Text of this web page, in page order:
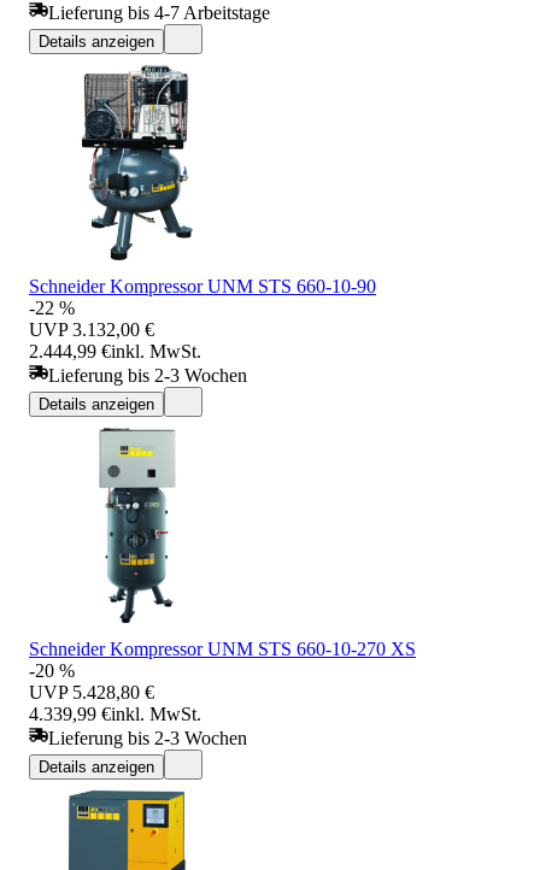
Lieferung bis 4-7 Arbeitstage
Details anzeigen
Schneider Kompressor UNM STS 660-10-90
-22 %
UVP 3.132,00 €
2.444,99 €inkl. MwSt.
Lieferung bis 2-3 Wochen
Details anzeigen
Schneider Kompressor UNM STS 660-10-270 XS
-20 %
UVP 5.428,80 €
4.339,99 €inkl. MwSt.
Lieferung bis 2-3 Wochen
Details anzeigen